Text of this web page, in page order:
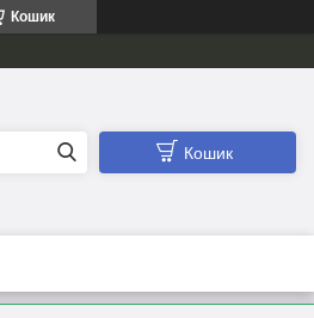
Кошик
Кошик